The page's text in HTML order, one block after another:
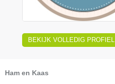
BEKIJK VOLLEDIG PROFIEL
Ham en Kaas